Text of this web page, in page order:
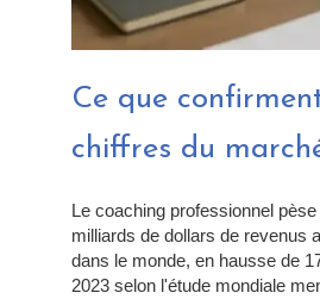
Ce que
chiffres du
Le coaching professionnel
milliards de dollars de revenus
dans le monde, en hausse de
2023 selon l'étude mondiale